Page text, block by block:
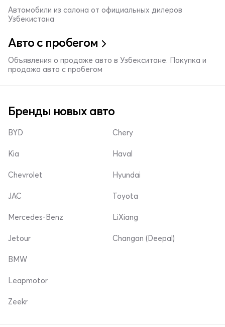
Автомобили из салона от официальных дилеров
Узбекистана
Авто с пробегом
Объявления о продаже авто в Узбекситане. Покупка и
продажа авто с пробегом
Бренды новых авто
BYD
Kia
Chevrolet
Chery
Haval
Hyundai
JAC
Mercedes-Benz
Jetour
Toyota
LiXiang
Changan (Deepal)
BMW
Leapmotor
Zeekr